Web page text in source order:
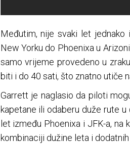
Međutim, nije svaki let
New Yorku do Phoenixa u
samo vrijeme provedeno u
biti i do 40 sati, što znatno utiče
Garrett je naglasio da piloti
kapetane ili odaberu duže rute
let između Phoenixa i JFK-a, na
kombinaciji dužine leta i